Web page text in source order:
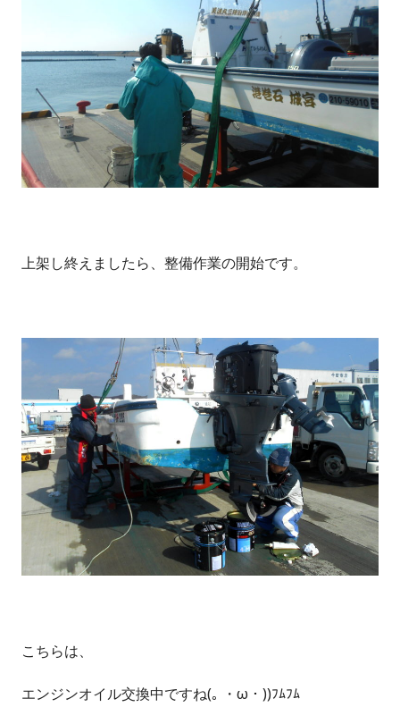
上架し終えましたら、整備作業の開始です。
こちらは、
エンジンオイル交換中ですね(｡ ・ω・))ﾌﾑﾌﾑ